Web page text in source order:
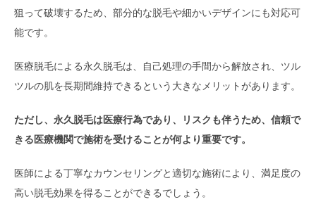
狙って破壊するため、部分的な脱毛や細かいデザインにも対応可
能です。
医療脱毛による永久脱毛は、自己処理の手間から解放され、ツル
ツルの肌を長期間維持できるという大きなメリットがあります。
ただし、永久脱毛は医療行為であり、リスクも伴うため、信頼で
きる医療機関で施術を受けることが何より重要です。
医師による丁寧なカウンセリングと適切な施術により、満足度の
高い脱毛効果を得ることができるでしょう。